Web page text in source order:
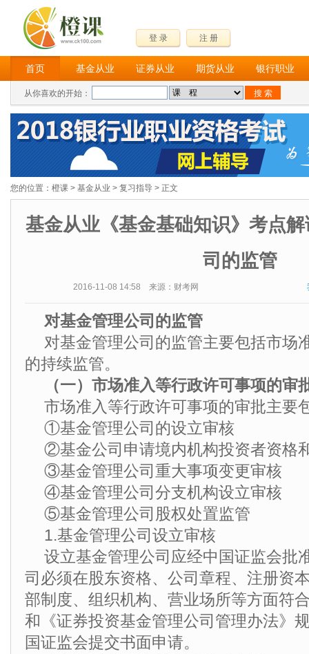
登 录 注 册
首页 基金从业 证券从业 期货从业 银行职业
从你喜欢的开始：
您的位置： 橙课 > 基金从业 > 复习指导 > 正文
基金从业《基金基础知识》考点
司的监管
2016-11-08 14:58 来源：财考网
对基金管理公司的监管
对基金管理公司的监管主要包括市场
的持续监管。
（一）市场准入等行政许可事项的审
市场准入等行政许可事项的审批主要
①基金管理公司的设立审核
②基金公司申请境内机构投资者资格
③基金管理公司重大事项变更审核
④基金管理公司分支机构设立审核
⑤基金管理公司股权处置监管
1.基金管理公司设立审核
设立基金管理公司应经中国证监会批
司必须在股东资格、公司章程、注册资
部制度、组织机构、营业场所等方面符
和《证券投资基金管理公司管理办法》
国证监会提交书面申请。